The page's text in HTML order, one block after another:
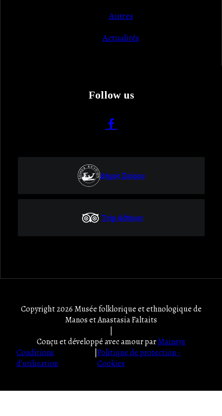
Autres
Actualités
Follow us
Δήμος Σκύρου
Trip Advisor
Copyright 2026 Musée folklorique et ethnologique de
Manos et Anastasia Faltaits
Conçu et développé avec amour parMainsys
Conditions
d'utilisation
|Politique de protection -
Cookies